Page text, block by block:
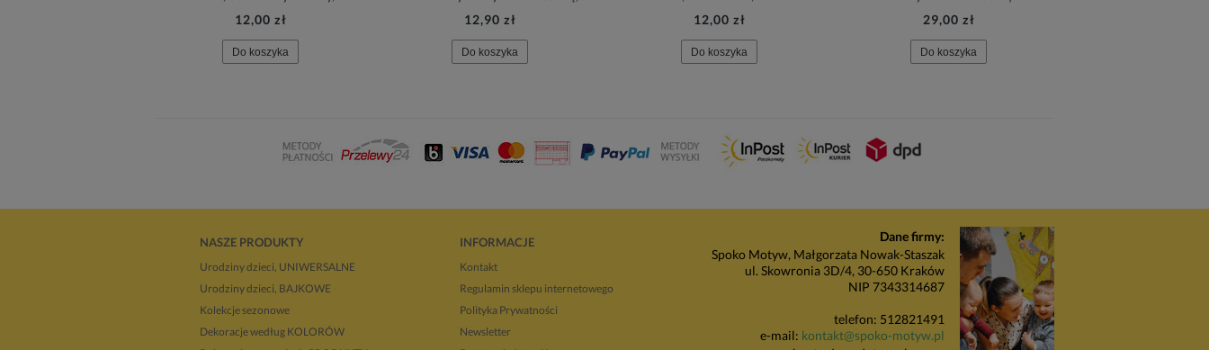
12,00 zł
Do koszyka
12,90 zł
Do koszyka
12,00 zł
Do koszyka
29,00 zł
Do koszyka
NASZE PRODUKTY
Urodziny dzieci, UNIWERSALNE
Urodziny dzieci, BAJKOWE
Kolekcje sezonowe
Dekoracje według KOLORÓW
INFORMACJE
Kontakt
Regulamin sklepu internetowego
Polityka Prywatności
Newsletter
Dane firmy:
Spoko Motyw, Małgorzata Nowak-Staszak
ul. Skowronia 3D/4, 30-650 Kraków
NIP 7343314687
telefon: 512821491
e-mail: kontakt@spoko-motyw.pl